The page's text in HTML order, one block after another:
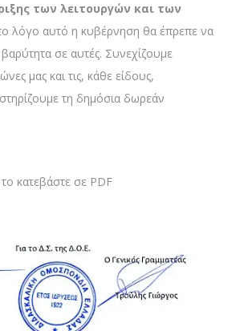
των λειτουργών και των
λόγο αυτό η κυβέρνηση θα έπρεπε να
βαρύτητα σε αυτές. Συνεχίζουμε
μας και τις, κάθε είδους,
τη δημόσια δωρεάν
κατεβάστε σε PDF